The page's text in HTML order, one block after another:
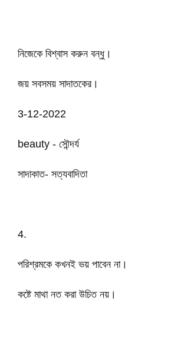
নিজেকে বিশ্বাস করুন বন্ধু।
জয় সবসময় সাদাতকের।
3-12-2022
beauty - সৌন্দর্য
সাদাকাত- সত্যবাদিতা
4.
পরিশ্রমকে কখনই ভয় পাবেন না।
কষ্টে মাথা নত করা উচিত নয়।